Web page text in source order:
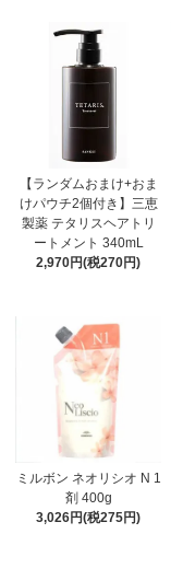
【ランダムおまけ+おま
けパウチ2個付き】三恵
製薬 テタリスヘアトリ
ートメント 340mL
2,970円(税270円)
ミルボン ネオリシオ N 1
剤 400g
3,026円(税275円)